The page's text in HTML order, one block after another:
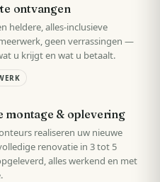
ontvangen
heldere, alles-inclusieve
geen verrassingen —
u krijgt en wat u betaalt.
montage & oplevering
realiseren uw nieuwe
renovatie in 3 tot 5
alles werkend en met